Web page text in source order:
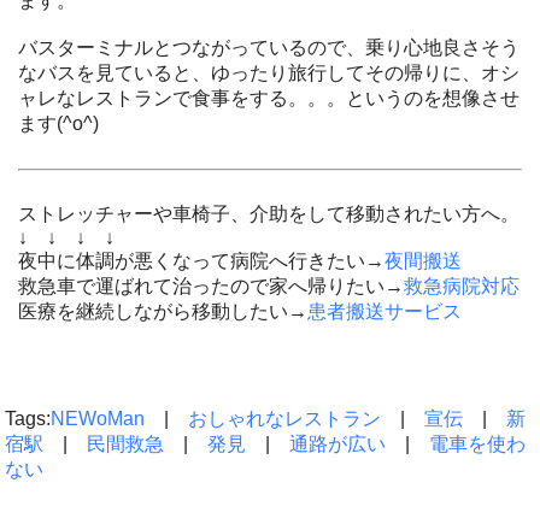
バスターミナルとつながっているので、乗り心地良さそう
なバスを見ていると、ゆったり旅行してその帰りに、オシ
ャレなレストランで食事をする。。。というのを想像させ
ます(^o^)
ストレッチャーや車椅子、介助をして移動されたい方へ。
↓ ↓ ↓ ↓
夜中に体調が悪くなって病院へ行きたい→夜間搬送
救急車で運ばれて治ったので家へ帰りたい→救急病院対応
医療を継続しながら移動したい→ 患者搬送サービス
Tags:NEWoMan おしゃれなレストラン |宣伝
新
宿駅
民間救急 |発見 |通路が広い
電車を使わ
ない